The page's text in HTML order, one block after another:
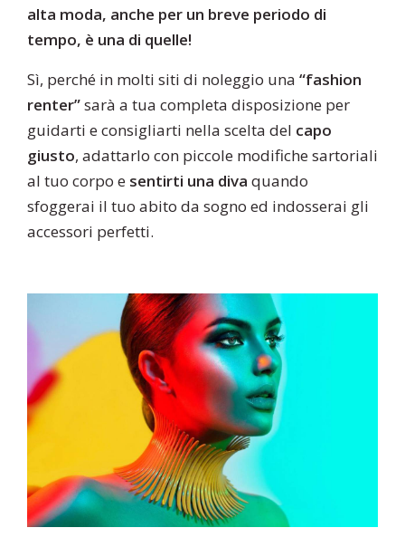
alta moda, anche per un breve periodo di
tempo, è una di quelle!
Sì, perché in molti siti di noleggio una “fashion
renter”sarà a tua completa disposizione per
guidarti e consigliarti nella scelta del capo
giusto, adattarlo con piccole modifiche sartoriali
al tuo corpo e sentirti una diva quando
sfoggerai il tuo abito da sogno ed indosserai gli
accessori perfetti.